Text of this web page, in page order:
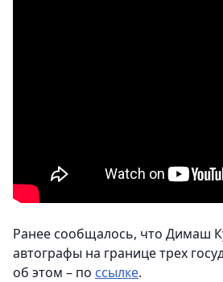
Ранее сообщалось, что Димаш
автографы на границе трех
об этом – по ссылке.